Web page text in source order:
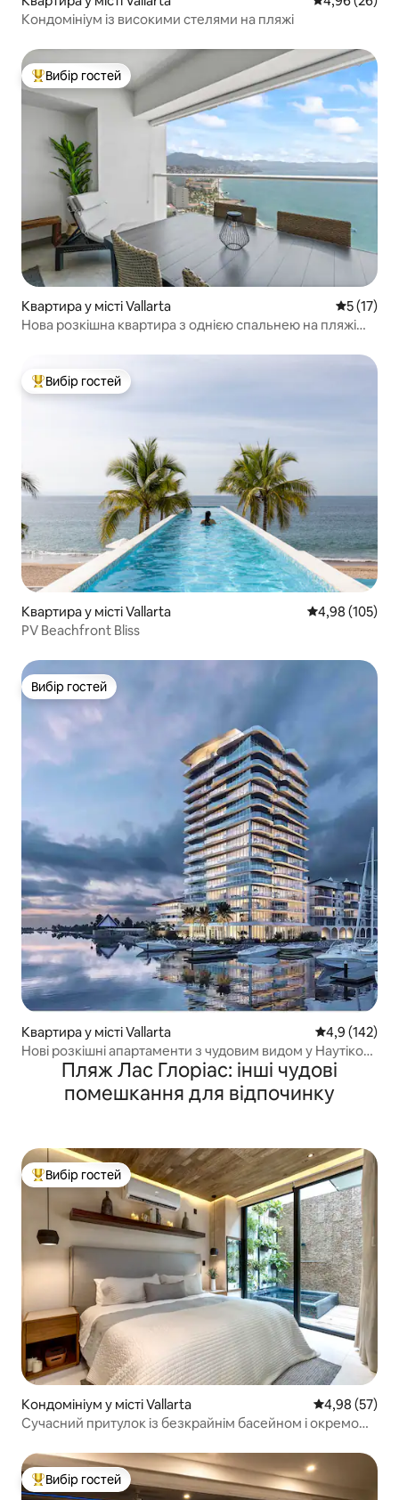
Кондомініум із високими стелями на пляжі
Топ вибір гостей
Вибір гостей
Квартира у місті Vallarta Середня
5 (17)
Нова розкішна квартира з однією спальнею на пляжі
Топ вибір гостей
Вибір гостей
Квартира у місті Vallarta Середня
4,98 (105)
PV Beachfront Bliss
Вибір гостей
Вибір гостей
Квартира у місті Vallarta Середня
4,9 (142)
Нові розкішні апартаменти з чудовим видом у Наутіко-
Марина-Вальярта
Пляж Лас Глоріас: інші чудові
помешкання для відпочинку
Топ вибір гостей
Вибір гостей
Кондомініум у місті Vallarta Середня
4,98 (57)
Сучасний притулок із безкрайнім басейном і окремою
Топ вибір гостей
Вибір гостей